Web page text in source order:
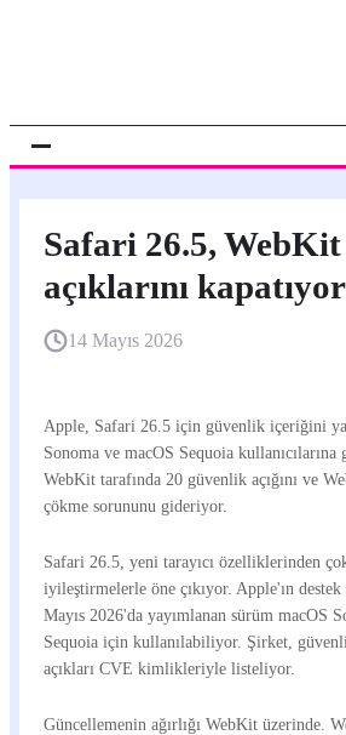
Safari 26.5,
açıklarını kapatıyor
14 Mayıs 2026
Apple, Safari 26.5 için güvenlik içeriğini
Sonoma ve macOS Sequoia kullanıcılarına
WebKit tarafında 20 güvenlik açığını ve
çökme sorununu gideriyor.
Safari 26.5, yeni tarayıcı özelliklerinden
iyileştirmelerle öne çıkıyor. Apple'ın destek
Mayıs 2026'da yayımlanan sürüm macOS
Sequoia için kullanılabiliyor. Şirket,
açıkları CVE kimlikleriyle listeliyor.
Güncellemenin ağırlığı WebKit üzerinde.